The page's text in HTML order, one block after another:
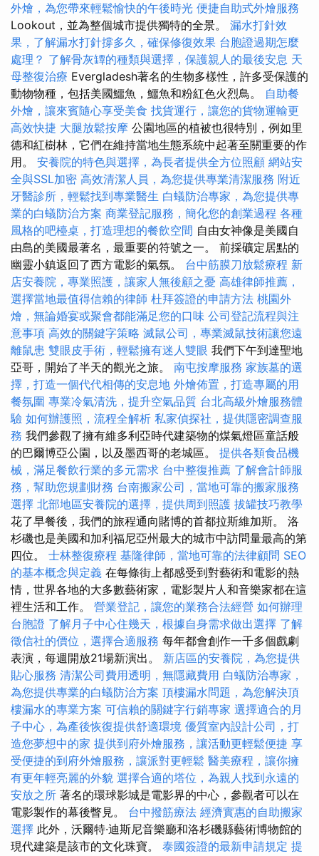
外燴，為您帶來輕鬆愉快的午後時光 便捷自助式外燴服務
Lookout，並為整個城市提供獨特的全景。 漏水打針效
果，了解漏水打針撐多久，確保修復效果 台胞證過期怎麼
處理？ 了解骨灰罈的種類與選擇，保護親人的最後安息 天
母整復治療 Evergladesh著名的生物多樣性，許多受保護的
動物物種，包括美國鱷魚，鱷魚和粉紅色火烈鳥。 自助餐
外燴，讓來賓隨心享受美食 找貨運行，讓您的貨物運輸更
高效快捷 大腿放鬆按摩 公園地區的植被也很特別，例如里
德和紅樹林，它們在維持當地生態系統中起著至關重要的作
用。 安養院的特色與選擇，為長者提供全方位照顧 網站安
全與SSL加密 高效清潔人員，為您提供專業清潔服務 附近
牙醫診所，輕鬆找到專業醫生 白蟻防治專家，為您提供專
業的白蟻防治方案 商業登記服務，簡化您的創業過程 各種
風格的吧檯桌，打造理想的餐飲空間 自由女神像是美國自
由島的美國最著名，最重要的符號之一。 前採礦定居點的
幽靈小鎮返回了西方電影的氣氛。 台中筋膜刀放鬆療程 新
店安養院，專業照護，讓家人無後顧之憂 高雄律師推薦，
選擇當地最值得信賴的律師 杜拜簽證的申請方法 桃園外
燴，無論婚宴或聚會都能滿足您的口味 公司登記流程與注
意事項 高效的關鍵字策略 滅鼠公司，專業滅鼠技術讓您遠
離鼠患 雙眼皮手術，輕鬆擁有迷人雙眼 我們下午到達聖地
亞哥，開始了半天的觀光之旅。 南屯按摩服務 家族墓的選
擇，打造一個代代相傳的安息地 外燴佈置，打造專屬的用
餐氛圍 專業冷氣清洗，提升空氣品質 台北高級外燴服務體
驗 如何辦護照，流程全解析 私家偵探社，提供隱密調查服
務 我們參觀了擁有維多利亞時代建築物的煤氣燈區童話般
的巴爾博亞公園，以及墨西哥的老城區。 提供各類食品機
械，滿足餐飲行業的多元需求 台中整復推薦 了解會計師服
務，幫助您規劃財務 台南搬家公司，當地可靠的搬家服務
選擇 北部地區安養院的選擇，提供周到照護 拔罐技巧教學
花了早餐後，我們的旅程通向賭博的首都拉斯維加斯。 洛
杉磯也是美國和加利福尼亞州最大的城市中訪問量最高的第
四位。 士林整復療程 基隆律師，當地可靠的法律顧問 SEO
的基本概念與定義 在每條街上都感受到對藝術和電影的熱
情，世界各地的大多數藝術家，電影製片人和音樂家都在這
裡生活和工作。 營業登記，讓您的業務合法經營 如何辦理
台胞證 了解月子中心住幾天，根據自身需求做出選擇 了解
徵信社的價位，選擇合適服務 每年都會創作一千多個戲劇
表演，每週開放21場新演出。 新店區的安養院，為您提供
貼心服務 清潔公司費用透明，無隱藏費用 白蟻防治專家，
為您提供專業的白蟻防治方案 頂樓漏水問題，為您解決頂
樓漏水的專業方案 可信賴的關鍵字行銷專家 選擇適合的月
子中心，為產後恢復提供舒適環境 優質室內設計公司，打
造您夢想中的家 提供到府外燴服務，讓活動更輕鬆便捷 享
受便捷的到府外燴服務，讓派對更輕鬆 醫美療程，讓你擁
有更年輕亮麗的外貌 選擇合適的塔位，為親人找到永遠的
安放之所 著名的環球影城是電影界的中心，參觀者可以在
電影製作的幕後瞥見。 台中撥筋療法 經濟實惠的自助搬家
選擇 此外，沃爾特·迪斯尼音樂廳和洛杉磯縣藝術博物館的
現代建築是該市的文化珠寶。 泰國簽證的最新申請規定 提